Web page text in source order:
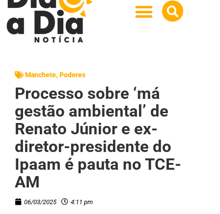
Manchete, Poderes
Processo sobre ‘má
gestão ambiental’ de
Renato Júnior e ex-
diretor-presidente do
Ipaam é pauta no TCE-
AM
06/03/2025 4:11 pm